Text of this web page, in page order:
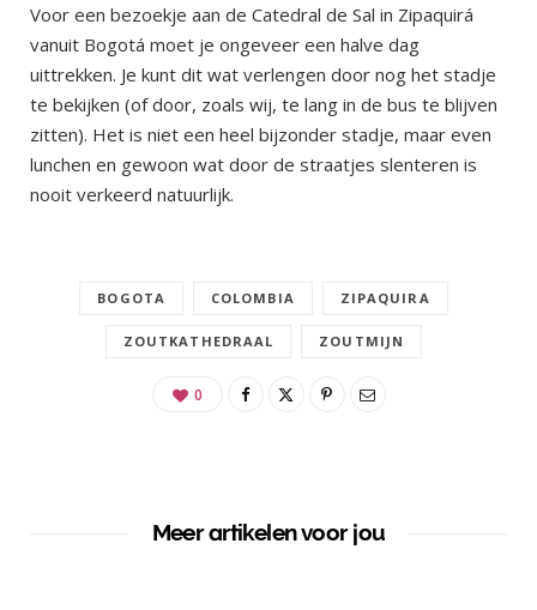
Voor een bezoekje aan de Catedral de Sal in Zipaquirá
vanuit Bogotá moet je ongeveer een halve dag
uittrekken. Je kunt dit wat verlengen door nog het stadje
te bekijken (of door, zoals wij, te lang in de bus te blijven
zitten). Het is niet een heel bijzonder stadje, maar even
lunchen en gewoon wat door de straatjes slenteren is
nooit verkeerd natuurlijk.
BOGOTA COLOMBIA ZIPAQUIRA
ZOUTKATHEDRAAL ZOUTMIJN
0
Meer artikelen voor jou